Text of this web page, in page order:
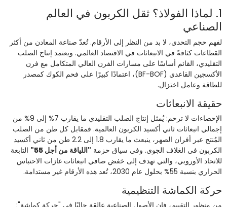
1. لماذا الفولاذ؟ ثقل الكربون في العالم
الصناعي
لفهم حجم التحدي، لا بد من النظر إلى الأرقام. تُعدّ صناعة المعادن من أكثر
القطاعات كثافةً في الانبعاثات في الاقتصاد العالمي. ويعتمد إنتاج الصلب
التقليدي، القائم أساسًا على مسارات الفرن العالي المتكامل مع فرن
الأكسجين القاعدي (BF-BOF)، اعتمادًا كبيرًا على فحم الكوك كمصدر
للطاقة وعامل اختزال.
حقيقة الانبعاثات
الإحصاءات لا ترحم: يُمثل إنتاج الصلب التقليدي ما يقارب 7% إلى 9% من
إجمالي انبعاثات ثاني أكسيد الكربون العالمية. فمقابل كل طن من الصلب
المُنتج عبر أفران الصهر، ينبعث ما يقارب 1.8 إلى 2.2 طن من ثاني أكسيد
الكربون في الغلاف الجوي. وفي سياق حزمة "اللياقة من أجل 55"
التابعة
للاتحاد الأوروبي، والتي تهدف إلى خفض صافي انبعاثات غازات الاحتباس
الحراري بنسبة 55% بحلول عام 2030، تُعد هذه الأرقام غير مستدامة.
حركة الكماشة التنظيمية
من منظور التقييم، فإن الأصول الصناعية عالقة حاليًا في "حركة كماشة":